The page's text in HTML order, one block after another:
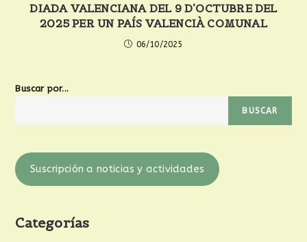
DIADA VALENCIANA DEL 9 D’OCTUBRE DEL
2025 PER UN PAÍS VALENCIÀ COMUNAL
06/10/2025
Buscar por...
BUSCAR
Suscripción a noticias y actividades
Categorías